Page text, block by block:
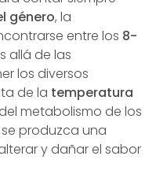
género, la
entre los 8-
allá de las
los diversos
de la temperatura
metabolismo de los
produzca una
y dañar el sabor